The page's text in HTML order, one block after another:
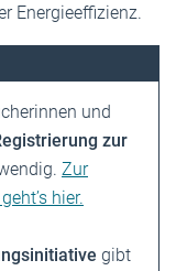
Energieeffizienz.
und
zur
Zur
hier.
gibt